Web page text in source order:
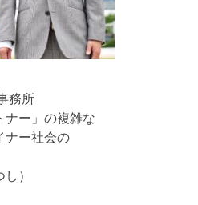
務所
ナー」の複雑な
ナー社会の
）